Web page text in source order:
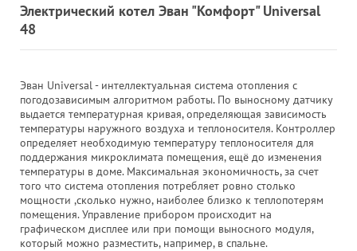
Электрический котел Эван "Комфорт" Universal
48
Эван Universal - интеллектуальная система отопления с
погодозависимым алгоритмом работы. По выносному датчику
выдается температурная кривая, определяющая зависимость
температуры наружного воздуха и теплоносителя. Контроллер
определяет необходимую температуру теплоносителя для
поддержания микроклимата помещения, ещё до изменения
температуры в доме. Максимальная экономичность, за счет
того что система отопления потребляет ровно столько
мощности ,сколько нужно, наиболее близко к теплопотерям
помещения. Управление прибором происходит на
графическом дисплее или при помощи выносного модуля,
который можно разместить, например, в спальне.